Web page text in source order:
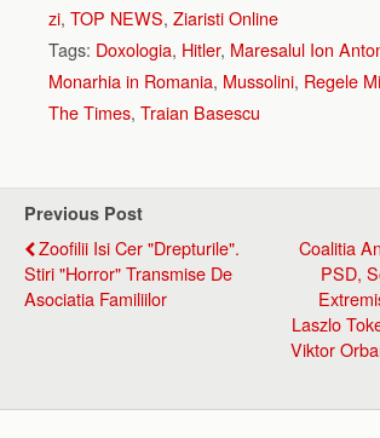
zi, TOP NEWS, Ziaristi Online
Tags: Doxologia, Hitler, Maresalul Ion
Monarhia in Romania, Mussolini, Regele
The Times, Traian Basescu
Previous Post
Zoofilii Isi Cer "drepturile".
Stiri "horror" Transmise De
Asociatia Familiilor
Coalitia
PSD,
Laszlo
Viktor